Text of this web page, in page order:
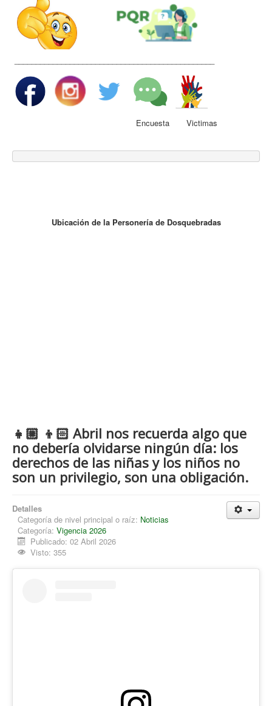
Código de Integridad
Gestión del Talento Humano
Transparencia
Participa
Encuesta Victimas
Ubicación de la Personería de Dosquebradas
👧🏼 👦🏻 Abril nos recuerda algo que
no debería olvidarse ningún día: los
derechos de las niñas y los niños no
son un privilegio, son una obligación.
Detalles
Categoría de nivel principal o raíz: Noticias
Categoría: Vigencia 2026
Publicado: 02 Abril 2026
Visto: 355